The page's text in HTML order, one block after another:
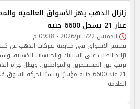
زلزال الذهب يهز الأسواق العالمية
عيار 21 يسجل 6600 جنيه
الخميس 22/يناير/2026 - 09:38 م
تستمر الأسواق في متابعة تحركات الذهب عن
تزايد الطلب على السبائك والجنيهات الذهبية،
ترقب بين المستثمرين والمواطنين. ويظل جرام
21 عند 6600 جنيه مؤشرًا رئيسيًا لحركة
القادمة